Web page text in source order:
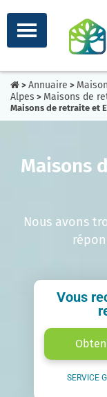
> Annuaire >
Alpes > Maisons de
Maisons de retraite et
Maisons
Nous avons
Vous
SERVICE